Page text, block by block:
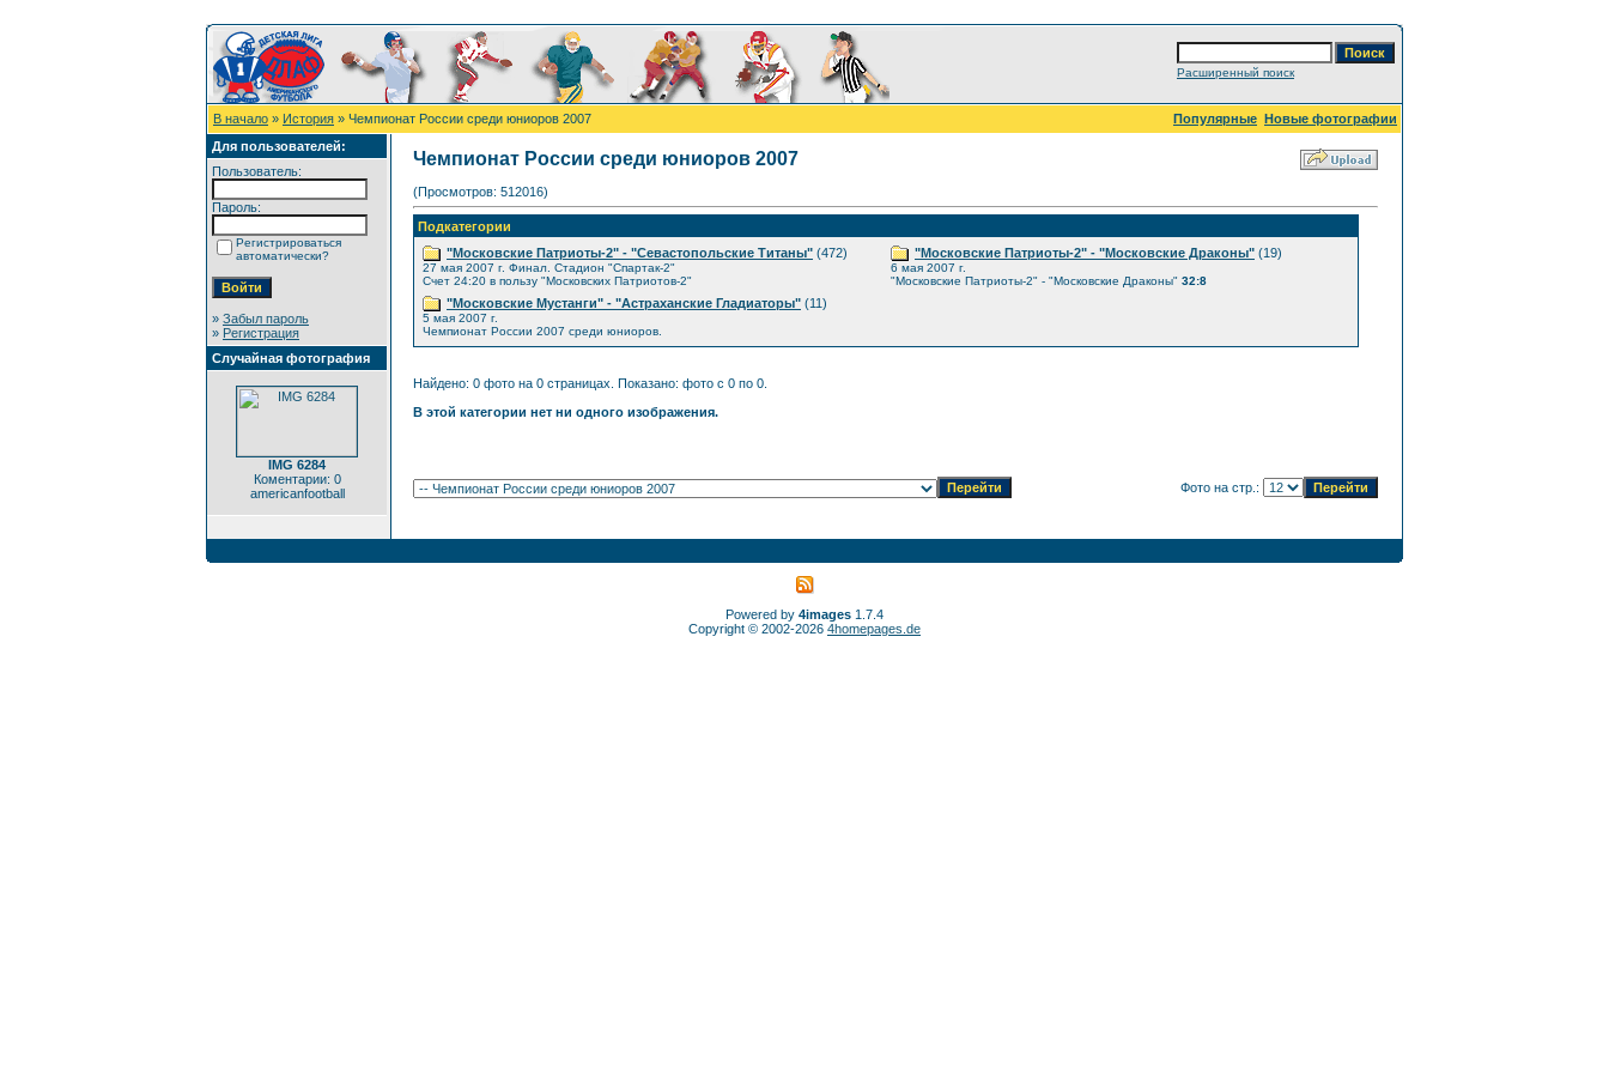
Расширенный поиск
В начало » История » Чемпионат России среди юниоров 2007 Популярные Новые фотографии
Для пользователей:
Пользователь:
Пароль:
Регистрироваться
автоматически?
» Забыл пароль
» Регистрация
Случайная фотография
IMG 6284
Коментарии: 0
americanfootball
Чемпионат России среди юниоров 2007
(Просмотров: 512016)
Подкатегории
"Московские Патриоты-2" - "Севастопольские Титаны" (472)
27 мая 2007 г. Финал. Стадион "Спартак-2"
Счет 24:20 в пользу "Московских Патриотов-2"
"Московские Мустанги" - "Астраханские Гладиаторы" (11)
5 мая 2007 г.
Чемпионат России 2007 среди юниоров.
"Московские Патриоты-2" - "Московские Драконы" (19)
6 мая 2007 г.
"Московские Патриоты-2" - "Московские Драконы" 32:8
Найдено: 0 фото на 0 страницах. Показано: фото с 0 по 0.
В этой категории нет ни одного изображения.
Фото на стр.:
Powered by 4images 1.7.4
Copyright © 2002-2026 4homepages.de